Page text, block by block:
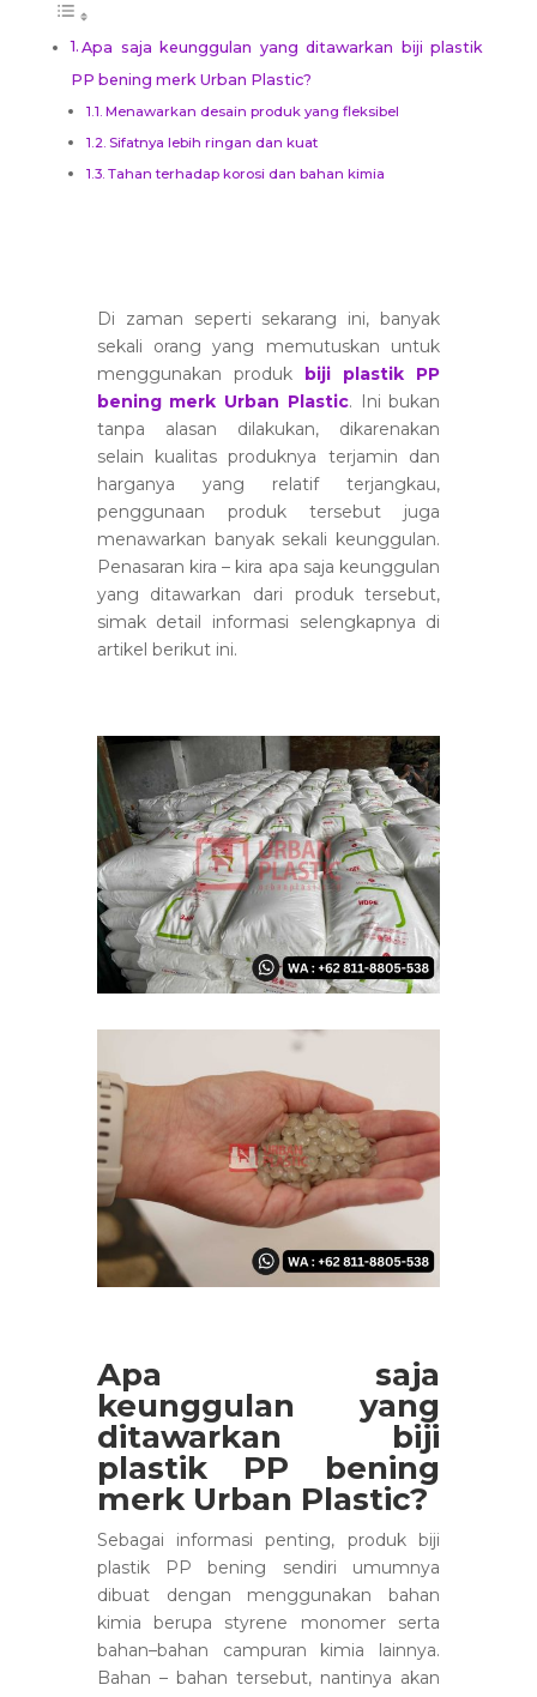
Apa saja keunggulan yang ditawarkan biji plastik
PP bening merk Urban Plastic?
Menawarkan desain produk yang fleksibel
Sifatnya lebih ringan dan kuat
Tahan terhadap korosi dan bahan kimia
Di zaman seperti sekarang ini, banyak
sekali orang yang memutuskan untuk
menggunakan produk biji plastik PP
bening merk Urban Plastic. Ini bukan
tanpa alasan dilakukan, dikarenakan
selain kualitas produknya terjamin dan
harganya yang relatif terjangkau,
penggunaan produk tersebut juga
menawarkan banyak sekali keunggulan.
Penasaran kira – kira apa saja keunggulan
yang ditawarkan dari produk tersebut,
simak detail informasi selengkapnya di
artikel berikut ini.
Apa saja
keunggulan yang
ditawarkan biji
plastik PP bening
merk Urban Plastic?
Sebagai informasi penting, produk biji
plastik PP bening sendiri umumnya
dibuat dengan menggunakan bahan
kimia berupa styrene monomer serta
bahan–bahan campuran kimia lainnya.
Bahan – bahan tersebut, nantinya akan